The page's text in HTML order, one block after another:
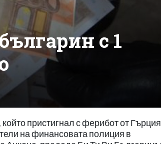
с 1
пристигнал с ферибот от
на финансовата полиция в